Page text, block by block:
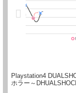
Playstation4
ホラー～